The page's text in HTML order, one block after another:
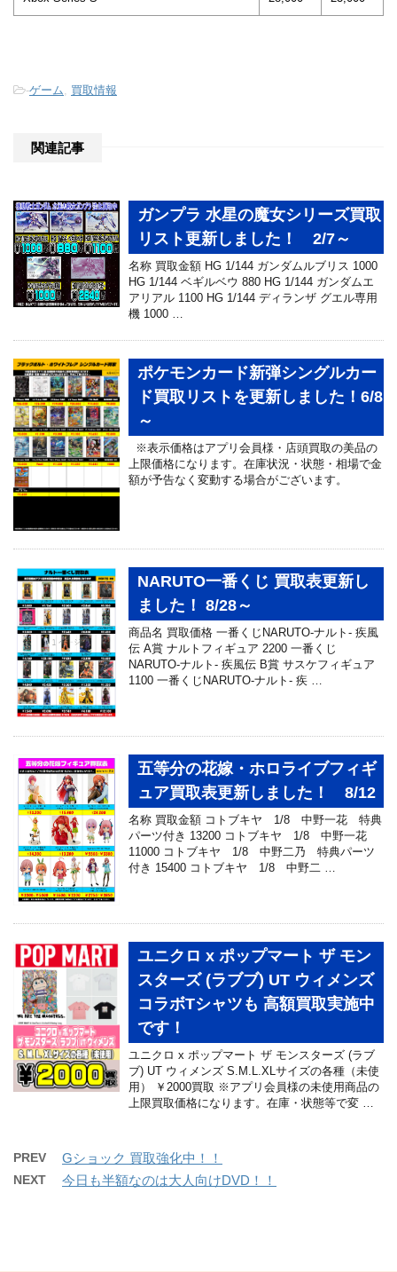
-ゲーム 買取情報
関連記事
ガンプラ 水星の魔女シリーズ買取
リスト更新しました！ 2/7～
名称 買取金額 HG 1/144 ガンダムルブリス 1000
HG 1/144 ベギルベウ 880 HG 1/144 ガンダムエ
アリアル 1100 HG 1/144 ディランザ グエル専用
機 1000 …
ポケモンカード新弾シングルカー
ド買取リストを更新しました！6/8
～
※表示価格はアプリ会員様・店頭買取の美品の
上限価格になります。在庫状況・状態・相場で金
額が予告なく変動する場合がございます。
NARUTO一番くじ 買取表更新し
ました！ 8/28～
商品名 買取価格 一番くじNARUTO-ナルト- 疾風
伝 A賞 ナルトフィギュア 2200 一番くじ
NARUTO-ナルト- 疾風伝 B賞 サスケフィギュア
1100 一番くじNARUTO-ナルト- 疾 …
五等分の花嫁・ホロライブフィギ
ュア買取表更新しました！ 8/12
名称 買取金額 コトブキヤ 1/8 中野一花 特典
パーツ付き 13200 コトブキヤ 1/8 中野一花
11000 コトブキヤ 1/8 中野二乃 特典パーツ
付き 15400 コトブキヤ 1/8 中野二 …
ユニクロ x ポップマート ザ モン
スターズ (ラブブ) UT ウィメンズ
コラボTシャツも 高額買取実施中
です！
ユニクロ x ポップマート ザ モンスターズ (ラブ
ブ) UT ウィメンズ S.M.L.XLサイズの各種（未使
用） ￥2000買取 ※アプリ会員様の未使用商品の
上限買取価格になります。在庫・状態等で変 …
PREV Gショック 買取強化中！！
NEXT 今日も半額なのは大人向けDVD！！